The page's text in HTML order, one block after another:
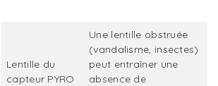
Lentille du
capteur PYRO
Une lentille obstruée
(vandalisme, insectes)
peut entraîner une
absence de